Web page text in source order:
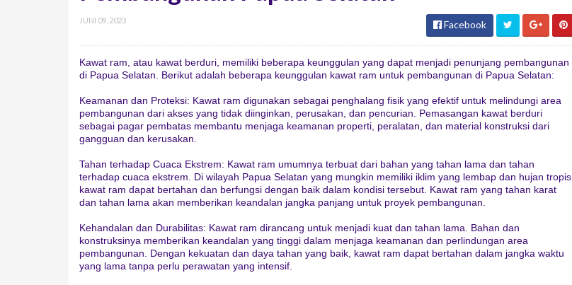
JUNI 09, 2023 Facebook
Kawat ram, atau kawat berduri, memiliki beberapa keunggulan yang dapat menjadi penunjang pembangunan
di Papua Selatan. Berikut adalah beberapa keunggulan kawat ram untuk pembangunan di Papua Selatan:
Keamanan dan Proteksi: Kawat ram digunakan sebagai penghalang fisik yang efektif untuk melindungi area
pembangunan dari akses yang tidak diinginkan, perusakan, dan pencurian. Pemasangan kawat berduri
sebagai pagar pembatas membantu menjaga keamanan properti, peralatan, dan material konstruksi dari
gangguan dan kerusakan.
Tahan terhadap Cuaca Ekstrem: Kawat ram umumnya terbuat dari bahan yang tahan lama dan tahan
terhadap cuaca ekstrem. Di wilayah Papua Selatan yang mungkin memiliki iklim yang lembap dan hujan tropis,
kawat ram dapat bertahan dan berfungsi dengan baik dalam kondisi tersebut. Kawat ram yang tahan karat
dan tahan lama akan memberikan keandalan jangka panjang untuk proyek pembangunan.
Kehandalan dan Durabilitas: Kawat ram dirancang untuk menjadi kuat dan tahan lama. Bahan dan
konstruksinya memberikan keandalan yang tinggi dalam menjaga keamanan dan perlindungan area
pembangunan. Dengan kekuatan dan daya tahan yang baik, kawat ram dapat bertahan dalam jangka waktu
yang lama tanpa perlu perawatan yang intensif.